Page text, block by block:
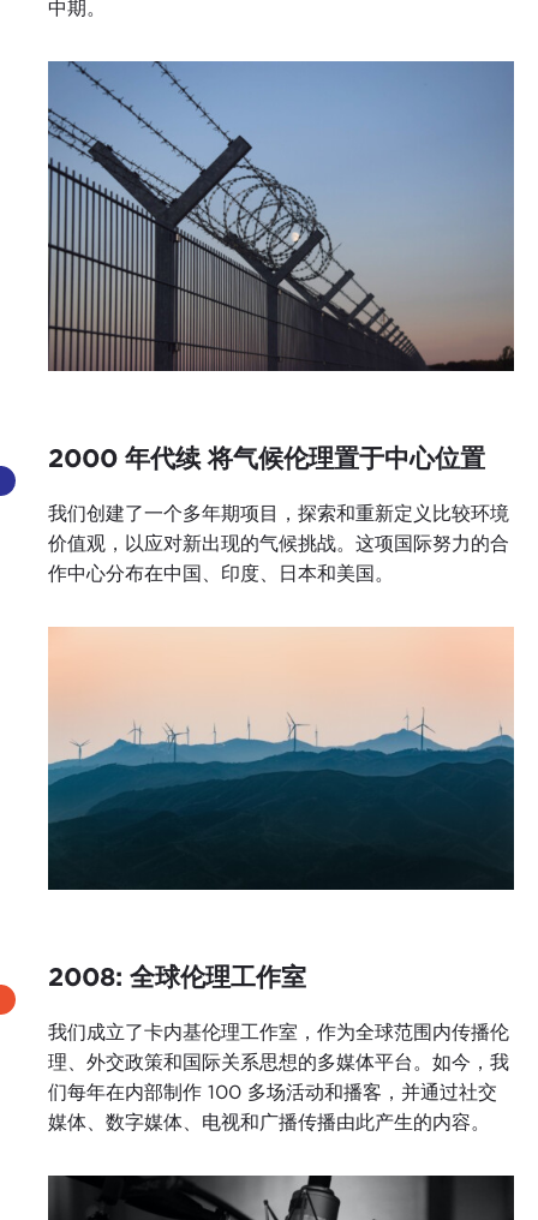
中期。
2000 年代续 将气候伦理置于中心位置
我们创建了一个多年期项目，探索和重新定义比较环境
价值观，以应对新出现的气候挑战。这项国际努力的合
作中心分布在中国、印度、日本和美国。
2008: 全球伦理工作室
我们成立了卡内基伦理工作室，作为全球范围内传播伦
理、外交政策和国际关系思想的多媒体平台。如今，我
们每年在内部制作 100 多场活动和播客，并通过社交
媒体、数字媒体、电视和广播传播由此产生的内容。